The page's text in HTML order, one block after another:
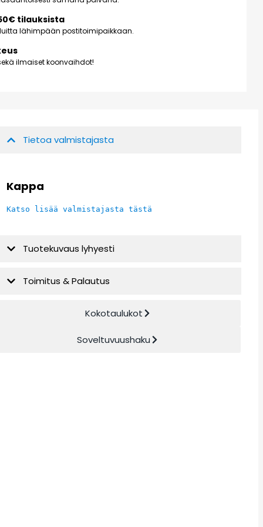
tilauksista
lähimpään postitoimipaikkaan.
ilmaiset koonvaihdot!
Tietoa valmistajasta
Kappa
Katso lisää valmistajasta tästä
Tuotekuvaus lyhyesti
Toimitus & Palautus
Kokotaulukot
Soveltuvuushaku